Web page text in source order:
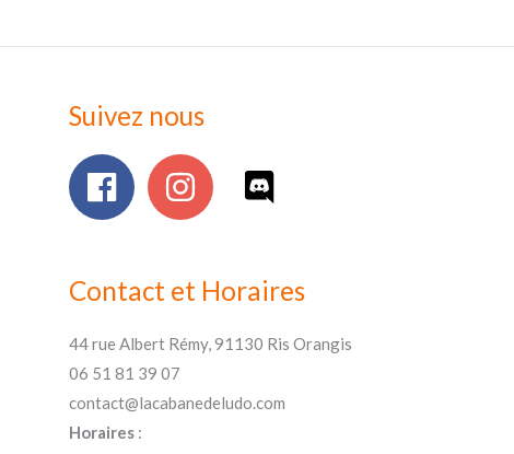
Suivez nous
Contact et Horaires
44 rue Albert Rémy, 91130 Ris Orangis
06 51 81 39 07
contact@lacabanedeludo.com
Horaires: